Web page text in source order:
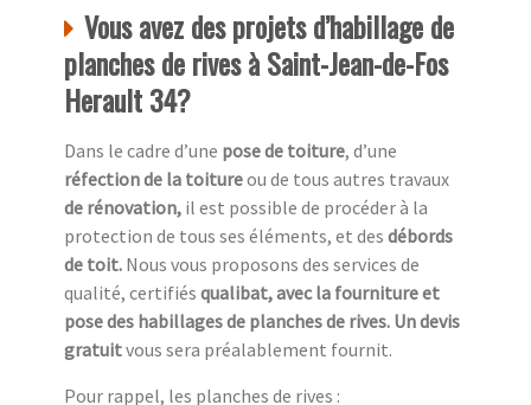
Vous avez des projets d’habillage de
planches de rives à Saint-Jean-de-Fos
Herault 34?
Dans le cadre d’une pose de toiture, d’une
réfection de la toitureou de tous autres travaux
de rénovation, il est possible de procéder à la
protection de tous ses éléments, et des débords
de toit. Nous vous proposons des services de
qualité, certifiés qualibat, avec la fourniture et
pose des habillages de planches de rives. Un devis
gratuitvous sera préalablement fournit.
Pour rappel, les planches de rives :